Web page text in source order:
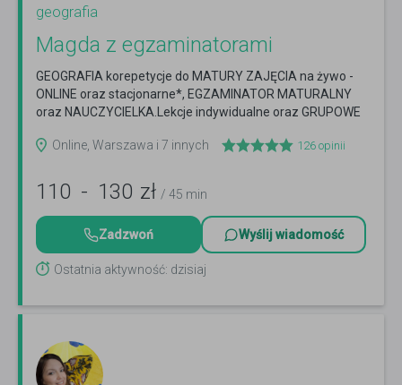
geografia
Magda z egzaminatorami
GEOGRAFIA korepetycje do MATURY ZAJĘCIA na żywo -
ONLINE oraz stacjonarne*, EGZAMINATOR MATURALNY
oraz NAUCZYCIELKA.Lekcje indywidualne oraz GRUPOWE
Online, Warszawa i 7 innych
126 opinii
110 - 130 zł / 45 min
Zadzwoń Wyślij wiadomość
Ostatnia aktywność: dzisiaj